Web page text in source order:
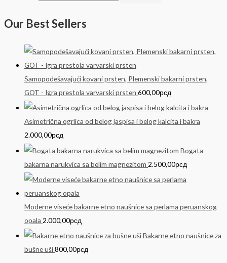
Our Best Sellers
Samopodešavajući kovani prsten, Plemenski bakarni prsten,
GOT - Igra prestola varvarski prsten 600,00рсд
Asimetrična ogrlica od belog jaspisa i belog kalcita i bakra
2.000,00рсд
Bogata
bakarna narukvica sa belim magnezitom 2.500,00рсд
Moderne viseće bakarne etno naušnice sa perlama peruanskog
opala 2.000,00рсд
Bakarne etno naušnice za
bušne uši800,00рсд